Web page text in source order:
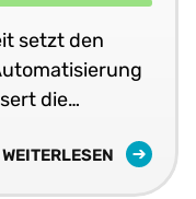
setzt den
die
WEITERLESEN